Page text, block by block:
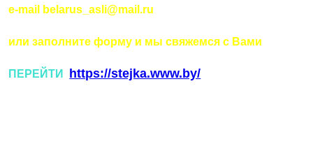
e-mail belarus_asli@mail.ru
или заполните форму и мы свяжемся с Вами
ПЕРЕЙТИ https://stejka.www.by/